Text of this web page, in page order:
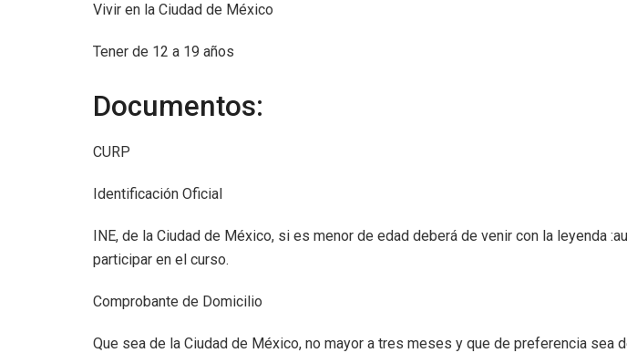
Vivir en la Ciudad de México
Tener de 12 a 19 años
Documentos:
CURP
Identificación Oficial
INE, de la Ciudad de México, si es menor de edad deberá de venir con la leyenda
participar en el curso.
Comprobante de Domicilio
Que sea de la Ciudad de México, no mayor a tres meses y que de preferencia sea